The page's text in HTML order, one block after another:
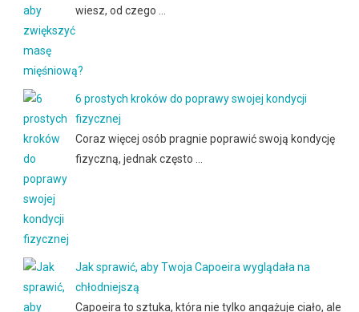
wiesz, od czego …
6 prostych kroków do poprawy swojej kondycji
fizycznej
Coraz więcej osób pragnie poprawić swoją kondycję
fizyczną, jednak często …
Jak sprawić, aby Twoja Capoeira wyglądała na
chłodniejszą
Capoeira to sztuka, która nie tylko angażuje ciało, ale